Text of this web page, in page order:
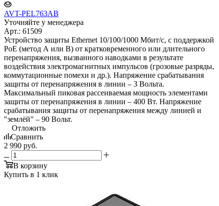
AVT-PEL763AB
Уточняйте у менеджера
Арт.: 61509
Устройство защиты Ethernet 10/100/1000 Mбит/с, с поддержкой
РоЕ (метод А или В) от кратковременного или длительного
перенапряжения, вызванного наводками в результате
воздействия электромагнитных импульсов (грозовые разряды,
коммутационные помехи и др.). Напряжение срабатывания
защиты от перенапряжения в линии – 3 Вольта.
Максимальный пиковая рассеиваемая мощность элементами
защиты от перенапряжения в линии – 400 Вт. Напряжение
срабатывания защиты от перенапряжения между линией и
"землёй" – 90 Вольт.
Отложить
Сравнить
2 990 руб.
В корзину
Купить в 1 клик